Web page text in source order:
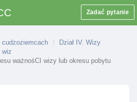
Zadać pytanie
cudzoziemcach
Dział IV. Wizy
wiz
ważnośCI wizy lub okresu pobytu
wizy krajowej
odmowy wydania wizy krajowej
organów w sprawach
ministra właściwego do spraw